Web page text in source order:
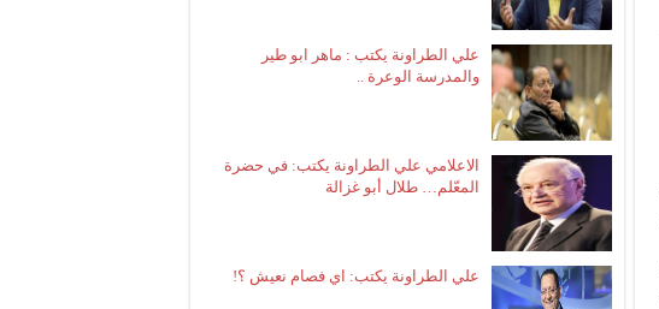
علي الطراونة يكتب : ماهر ابو طير
والمدرسة الوعرة ..
الاعلامي علي الطراونة يكتب: في حضرة
المعّلم… طلال أبو غزالة
علي الطراونة يكتب: اي فصام نعيش ؟!